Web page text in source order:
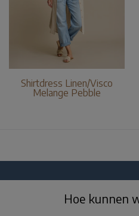
Shirtdress Linen/Visco
Melange Pebble
Hoe kunnen